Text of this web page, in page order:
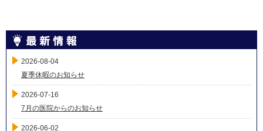
2026-08-04
夏季休暇のお知らせ
2026-07-16
7月の医院からのお知らせ
2026-06-02